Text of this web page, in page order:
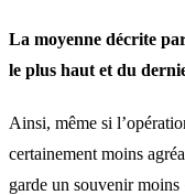
La moyenne décrite
le plus haut et du
Ainsi, même si
certainement moins
garde un souvenir